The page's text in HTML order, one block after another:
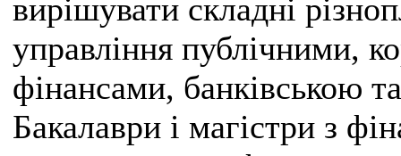
вирішувати складні
управління публічними,
фінансами, банківською
Бакалаври і магістри з